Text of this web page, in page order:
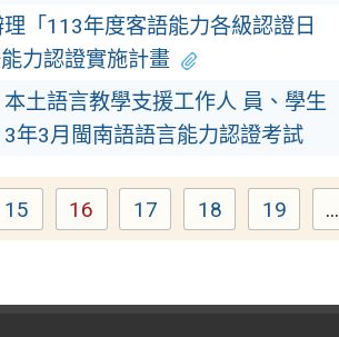
「113年度客語能力各級認證日
力認證實施計畫
土語言教學支援工作人 員、學生
年3月閩南語語言能力認證考試
Page
15 Page
16 Page
17 Page
18 Page
19 ...